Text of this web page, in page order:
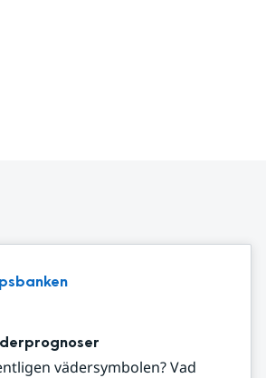
vädersymbolen? Vad